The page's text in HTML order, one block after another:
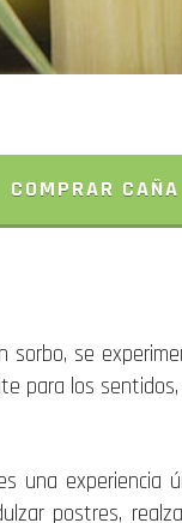
COMPRAR
sorbo, se
para los
una experiencia
postres,